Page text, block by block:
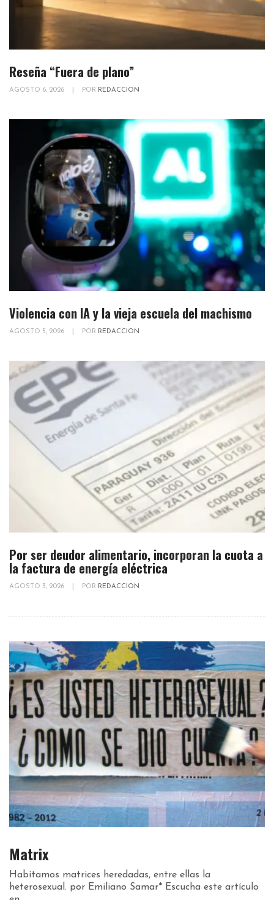
Reseña “Fuera de plano”
AGOSTO 6, 2026 POR REDACCION
Violencia con IA y la vieja escuela del machismo
AGOSTO 5, 2026 POR REDACCION
Por ser deudor alimentario, incorporan la cuota a
la factura de energía eléctrica
AGOSTO 3, 2026 POR REDACCION
Matrix
Habitamos matrices heredadas, entre ellas la
heterosexual. por Emiliano Samar* Escucha este artículo